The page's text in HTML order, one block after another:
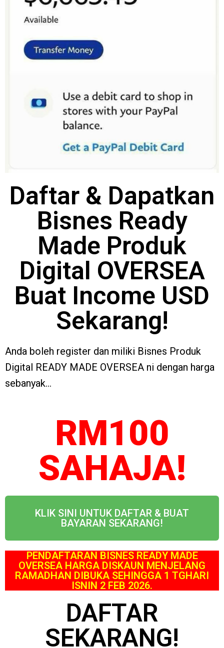
Daftar & Dapatkan
Bisnes Ready
Made Produk
Digital OVERSEA
Buat Income USD
Sekarang!
Anda boleh register dan miliki Bisnes Produk
Digital READY MADE OVERSEA ni dengan harga
sebanyak…
RM100
SAHAJA!
KLIK SINI UNTUK DAFTAR & BUAT
BAYARAN SEKARANG!
PENDAFTARAN BISNES READY MADE
OVERSEA HARGA DISKAUN MENJELANG
RAMADHAN DIBUKA SEHINGGA 1 TGHARI
ISNIN 2 FEB 2026.
DAFTAR
SEKARANG!